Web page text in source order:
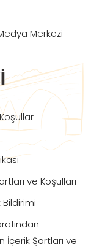
Merkezi
ve Koşulları
Bildirimi
İçerik Şartları ve